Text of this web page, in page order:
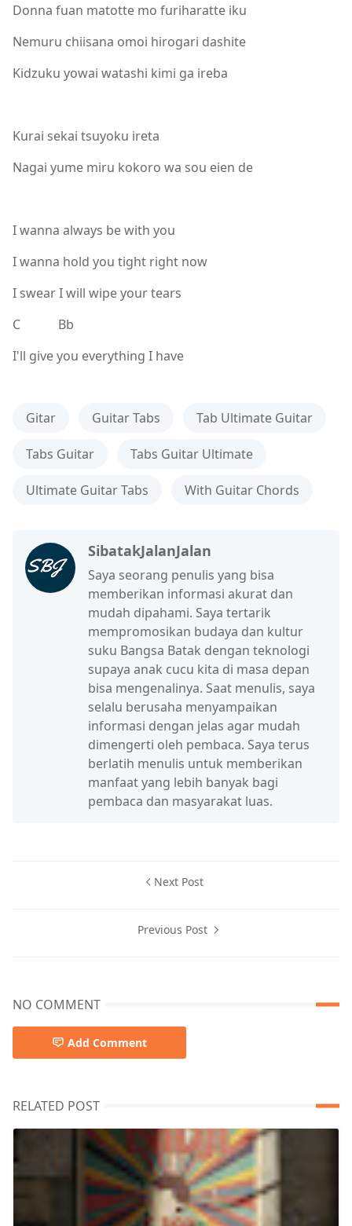
Donna fuan matotte mo furiharatte iku
Nemuru chiisana omoi hirogari dashite
Kidzuku yowai watashi kimi ga ireba
Kurai sekai tsuyoku ireta
Nagai yume miru kokoro wa sou eien de
I wanna always be with you
I wanna hold you tight right now
I swear I will wipe your tears
C Bb
I'll give you everything I have
Gitar Guitar Tabs Tab Ultimate Guitar
Tabs Guitar Tabs Guitar Ultimate
Ultimate Guitar Tabs With Guitar Chords
SibatakJalanJalan
Saya seorang penulis yang bisa
memberikan informasi akurat dan
mudah dipahami. Saya tertarik
mempromosikan budaya dan kultur
suku Bangsa Batak dengan teknologi
supaya anak cucu kita di masa depan
bisa mengenalinya. Saat menulis, saya
selalu berusaha menyampaikan
informasi dengan jelas agar mudah
dimengerti oleh pembaca. Saya terus
berlatih menulis untuk memberikan
manfaat yang lebih banyak bagi
pembaca dan masyarakat luas.
Next Post
Previous Post
NO COMMENT
Add Comment
RELATED POST